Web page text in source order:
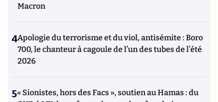
Macron
4Apologie du terrorisme et du viol, antisémite : Boro
700, le chanteur à cagoule de l’un des tubes de l’été
2026
5« Sionistes, hors des Facs », soutien au Hamas : du